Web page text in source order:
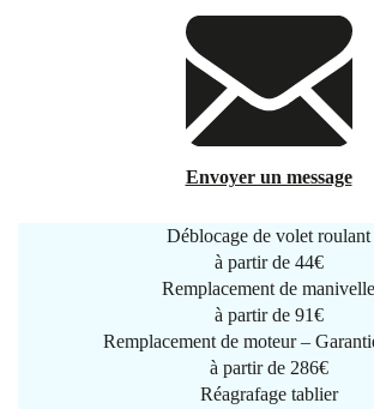
Envoyer un message
Déblocage de volet roulant
à partir de 44€
Remplacement de manivelle
à partir de 91€
Remplacement de moteur –
à partir de 286€
Réagrafage tablier